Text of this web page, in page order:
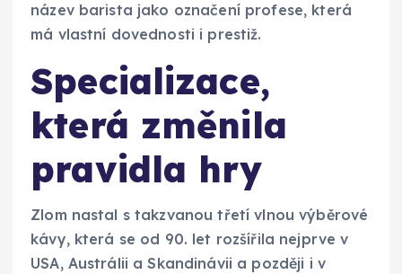
název barista jako označení profese, která
má vlastní dovednosti i prestiž.
Specializace,
která změnila
pravidla hry
Zlom nastal s takzvanou třetí vlnou výběrové
kávy, která se od 90. let rozšířila nejprve v
USA, Austrálii a Skandinávii a později i v